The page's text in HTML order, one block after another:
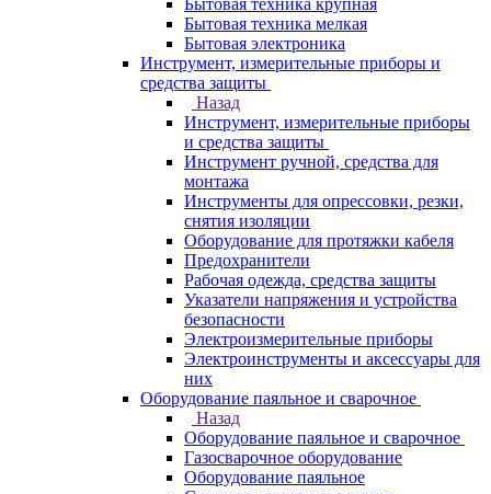
Бытовая техника крупная
Бытовая техника мелкая
Бытовая электроника
Инструмент, измерительные приборы и
средства защиты
Назад
Инструмент, измерительные приборы
и средства защиты
Инструмент ручной, средства для
монтажа
Инструменты для опрессовки, резки,
снятия изоляции
Оборудование для протяжки кабеля
Предохранители
Рабочая одежда, средства защиты
Указатели напряжения и устройства
безопасности
Электроизмерительные приборы
Электроинструменты и аксессуары для
них
Оборудование паяльное и сварочное
Назад
Оборудование паяльное и сварочное
Газосварочное оборудование
Оборудование паяльное